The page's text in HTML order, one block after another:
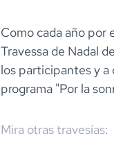
Como cada año por
Travessa de Nadal
los participantes y a
programa "Por la
Mira otras travesías: